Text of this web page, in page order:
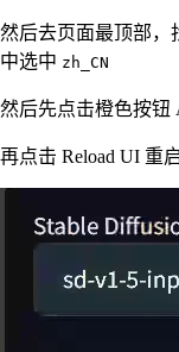
然后去页面最顶部，
中选中 zh_CN
然后先点击橙色按钮
再点击 Reload UI 重